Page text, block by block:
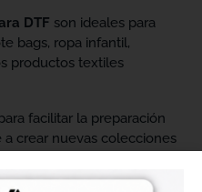
DTF son ideales para
bags, ropa infantil,
productos textiles
facilitar la preparación
crear nuevas colecciones
a tus necesidades, preparar